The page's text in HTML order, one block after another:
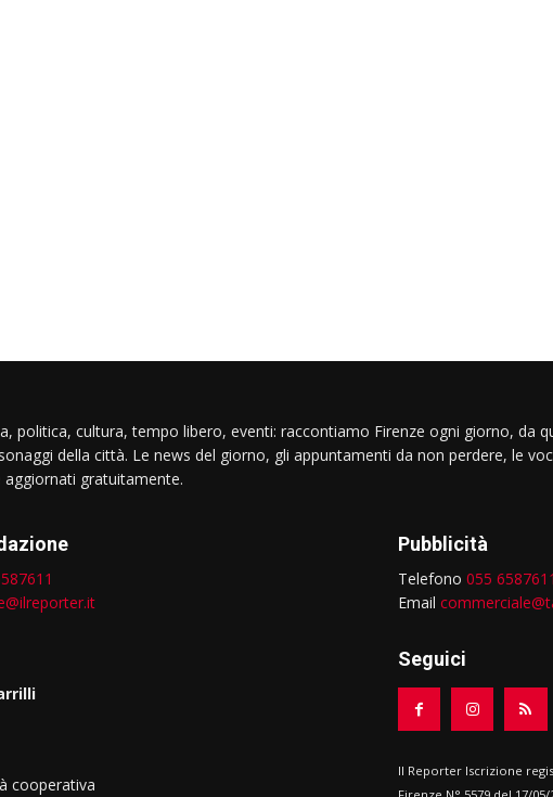
politica, cultura, tempo libero, eventi: raccontiamo Firenze ogni giorno, da
della città. Le news del giorno, gli appuntamenti da non perdere, le
gratuitamente.
cooperativa
Pubblicità
Telefono 055 6587611
Email
Seguici
Il Reporter Iscrizione